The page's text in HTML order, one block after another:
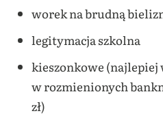
worek na brudną
legitymacja szkolna
kieszonkowe (najlepiej
w rozmienionych
zł)